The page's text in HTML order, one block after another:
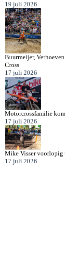
19 juli 2026
Buurmeijer,
Cross
17 juli 2026
Motorcrossfamilie
17 juli 2026
Mike Visser voorlopig
17 juli 2026